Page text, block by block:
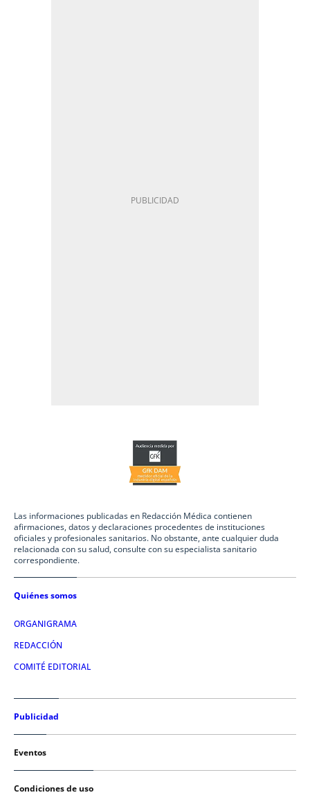
Las informaciones publicadas en Redacción Médica contienen
afirmaciones, datos y declaraciones procedentes de instituciones
oficiales y profesionales sanitarios. No obstante, ante cualquier duda
relacionada con su salud, consulte con su especialista sanitario
correspondiente.
Quiénes somos
ORGANIGRAMA
REDACCIÓN
COMITÉ EDITORIAL
Publicidad
Eventos
Condiciones de uso